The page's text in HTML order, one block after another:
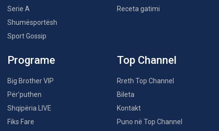
Serie A
Shumësportësh
Sport Gossip
Receta gatimi
Programe
Big Brother VIP
Për’puthen
Shqipëria LIVE
Fiks Fare
Top Channel
Rreth Top Channel
Bileta
Kontakt
Puno në Top Channel